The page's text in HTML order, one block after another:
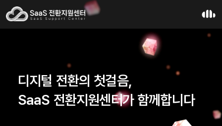
디지털 전환의 첫걸음,
SaaS 전환지원센터가 함께합니다